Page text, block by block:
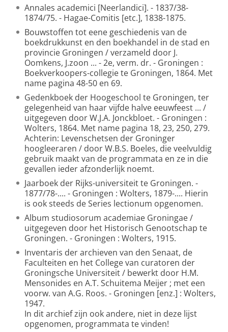
Annales academici [Neerlandici]. - 1837/38-
1874/75. - Hagae-Comitis [etc.], 1838-1875.
Bouwstoffen tot eene geschiedenis van de
boekdrukkunst en den boekhandel in de stad en
provincie Groningen / verzameld door J.
Oomkens, J.zoon ... - 2e, verm. dr. - Groningen :
Boekverkoopers-collegie te Groningen, 1864. Met
name pagina 48-50 en 69.
Gedenkboek der Hoogeschool te Groningen, ter
gelegenheid van haar vijfde halve eeuwfeest ... /
uitgegeven door W.J.A. Jonckbloet. - Groningen :
Wolters, 1864. Met name pagina 18, 23, 250, 279.
Achterin: Levenschetsen der Groninger
hoogleeraren / door W.B.S. Boeles, die veelvuldig
gebruik maakt van de programmata en ze in die
gevallen ieder afzonderlijk noemt.
Jaarboek der Rijks-universiteit te Groningen. -
1877/78-.... - Groningen : Wolters, 1879-.... Hierin
is ook steeds de Series lectionum opgenomen.
Album studiosorum academiae Groningae /
uitgegeven door het Historisch Genootschap te
Groningen. - Groningen : Wolters, 1915.
Inventaris der archieven van den Senaat, de
Faculteiten en het College van curatoren der
Groningsche Universiteit / bewerkt door H.M.
Mensonides en A.T. Schuitema Meijer ; met een
voorw. van A.G. Roos. - Groningen [enz.] : Wolters,
1947.
In dit archief zijn ook andere, niet in deze lijst
opgenomen, programmata te vinden!